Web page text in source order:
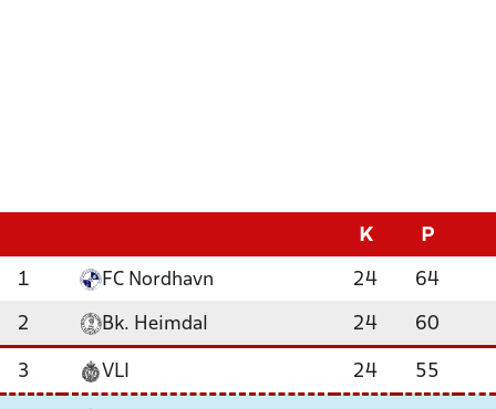
K P
1 FC Nordhavn 24 64
2 Bk. Heimdal 24 60
3 VLI 24 55